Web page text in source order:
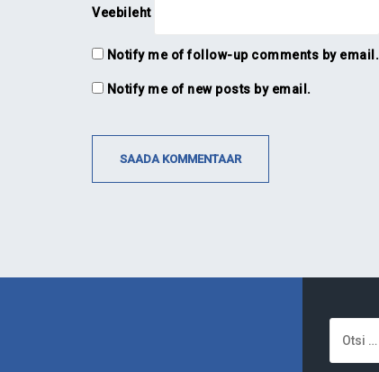
Veebileht
Notify me of follow-up comments by email.
Notify me of new posts by email.